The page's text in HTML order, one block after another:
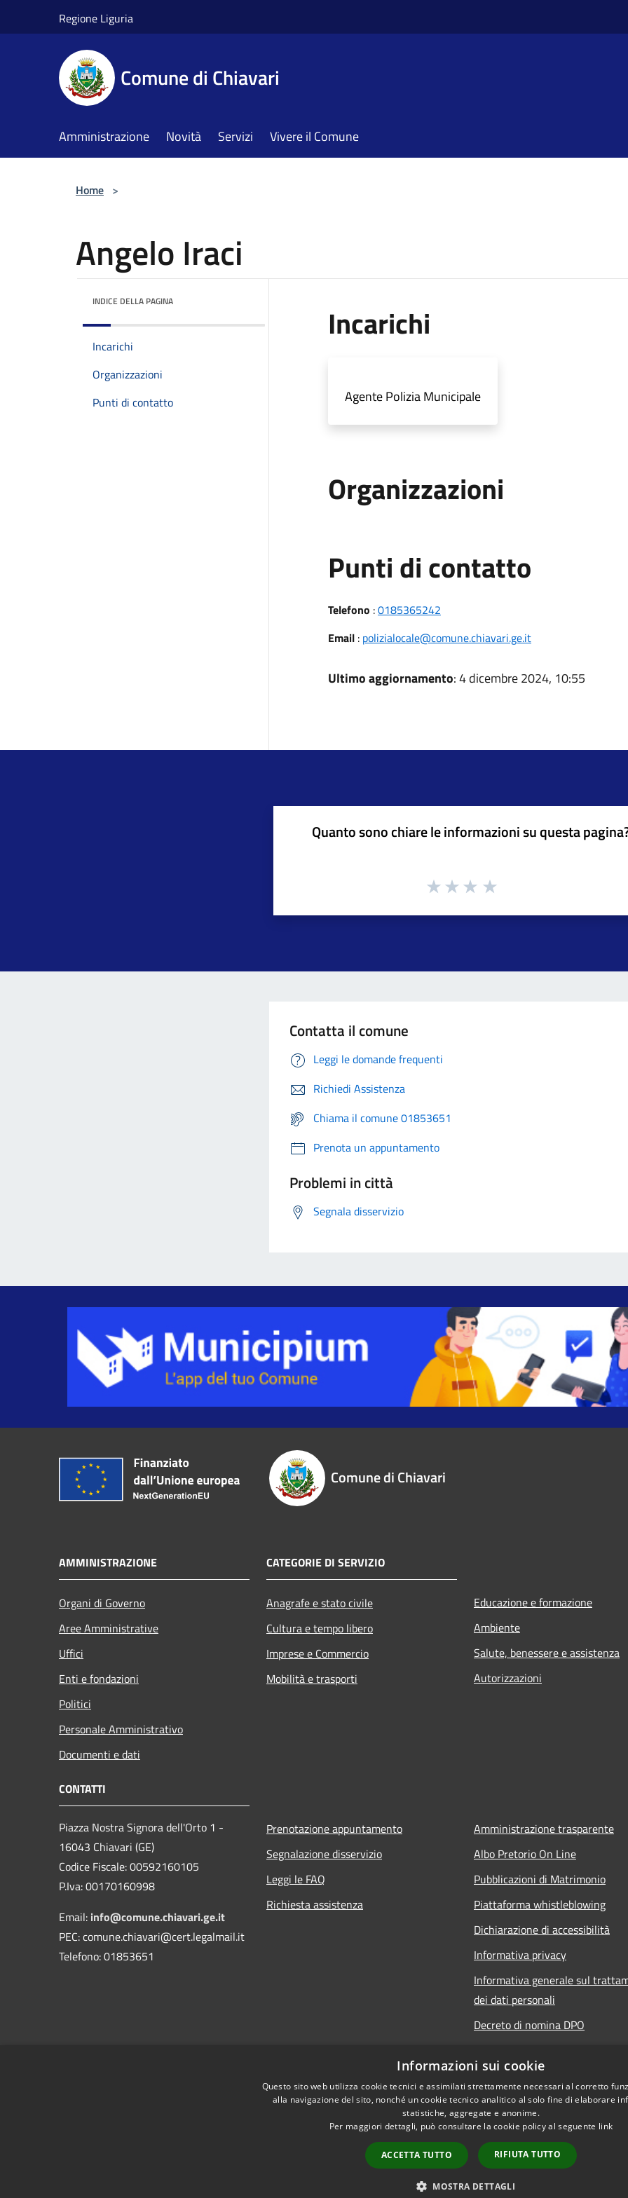
Regione Liguria
Comune di Chiavari
Amministrazione Novità Servizi Vivere il Comune
Home >
Angelo Iraci
INDICE DELLA PAGINA
Incarichi
Organizzazioni
Punti di contatto
Incarichi
Agente Polizia Municipale
Organizzazioni
Punti di contatto
Telefono :0185365242
Email: polizialocale@comune.chiavari.ge.it
Ultimo aggiornamento: 4 dicembre 2024, 10:55
Quanto sono chiare le informazioni su questa
Contatta il comune
Leggi le domande frequenti
Richiedi Assistenza
Chiama il comune 01853651
Prenota un appuntamento
Problemi in città
Segnala disservizio
Comune di Chiavari
AMMINISTRAZIONE
Organi di Governo
Aree Amministrative
Uffici
Enti e fondazioni
Politici
Personale Amministrativo
Documenti e dati
CATEGORIE DI SERVIZIO
Anagrafe e stato civile
Cultura e tempo libero
Imprese e Commercio
Mobilità e trasporti
Educazione e formazione
Ambiente
Salute, benessere e assistenza
Autorizzazioni
CONTATTI
Piazza Nostra Signora dell'Orto 1 -
16043 Chiavari (GE)
Codice Fiscale: 00592160105
P.Iva: 00170160998
Email: info@comune.chiavari.ge.it
PEC: comune.chiavari@cert.legalmail.it
Telefono: 01853651
Prenotazione appuntamento
Segnalazione disservizio
Leggi le FAQ
Richiesta assistenza
Amministrazione trasparente
Albo Pretorio On Line
Pubblicazioni di Matrimonio
Piattaforma whistleblowing
Dichiarazione di accessibilità
Informativa privacy
Informativa generale sul
dei dati personali
Decreto di nomina DPO
Note legali
Informazioni sui cookie
Questo sito web utilizza cookie tecnici e assimilati strettamente necessari al corretto
alla navigazione del sito, nonché un cookie tecnico analitico al solo fine di elaborare
statistiche, aggregate e anonime.
Per maggiori dettagli, può consultare la cookie policy al seguente link
ACCETTA TUTTO RIFIUTA TUTTO
MOSTRA DETTAGLI